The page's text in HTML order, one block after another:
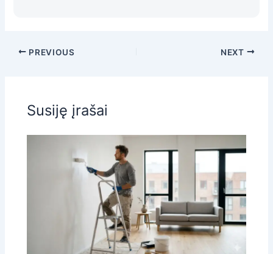
PREVIOUS NEXT
Susiję įrašai